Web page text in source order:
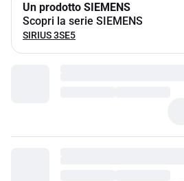
Un prodotto SIEMENS
Scopri la serie SIEMENS
SIRIUS 3SE5